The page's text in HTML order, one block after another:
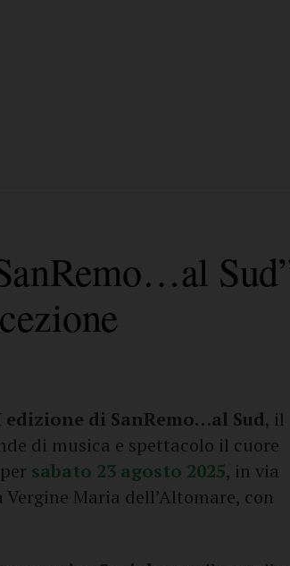
edizione di SanRemo…al Sud, il
di musica e spettacolo il cuore
sabato 23 agosto 2025, in via
Maria dell’Altomare, con